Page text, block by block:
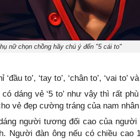
nữ chọn chồng hãy chú ý đến "5 cái to"
to’, ‘tay to’, ‘chân to’, ‘vai to’
dáng vẻ ‘5 to’ như vậy thì rất
vẻ đẹp cường tráng của nam
người tương đối cao của người
Người đàn ông nếu có chiều cao